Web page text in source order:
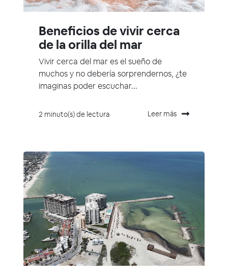
Beneficios de vivir cerca
de la orilla del mar
Vivir cerca del mar es el sueño de
muchos y no debería sorprendernos, ¿te
imaginas poder escuchar...
2 minuto(s) de lectura Leer más